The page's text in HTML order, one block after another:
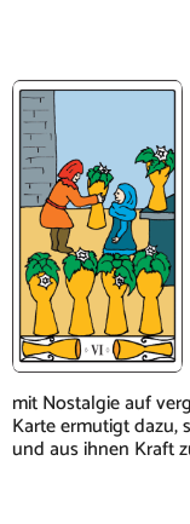
mit Nostalgie auf
Karte ermutigt dazu,
und aus ihnen Kraft